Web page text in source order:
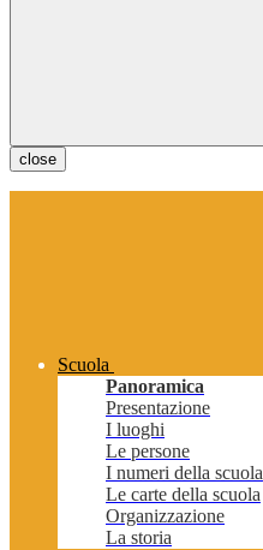
close
Scuola
Panoramica
Presentazione
I luoghi
Le persone
I numeri della scuola
Le carte della scuola
Organizzazione
La storia